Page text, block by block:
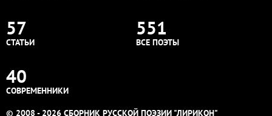
57
СТАТЬИ
551
ВСЕ ПОЭТЫ
40
СОВРЕМЕННИКИ
© 2008 - 2026 СБОРНИК РУССКОЙ ПОЭЗИИ "ЛИРИКОН"